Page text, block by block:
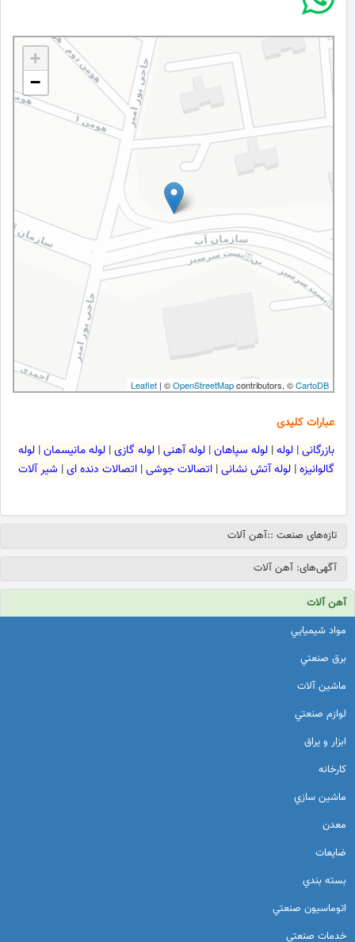
+
−
Leaflet | ©OpenStreetMapcontributors, ©CartoDB
عبارات کلیدی
بازرگانی| لوله| لوله سپاهان| لوله آهنی| لوله گازی| لوله مانیسمان| لوله
گالوانیزه| لوله آتش نشانی| اتصالات جوشی| اتصالات دنده ای| شیر آلات
تازه‌های صنعت ::آهن آلات
آگهی‌های: آهن آلات
آهن آلات
مواد شيميايي
برق صنعتي
ماشين آلات
لوازم صنعتي
ابزار و يراق
كارخانه
ماشين سازي
معدن
ضايعات
بسته بندي
اتوماسيون صنعتي
خدمات صنعتي